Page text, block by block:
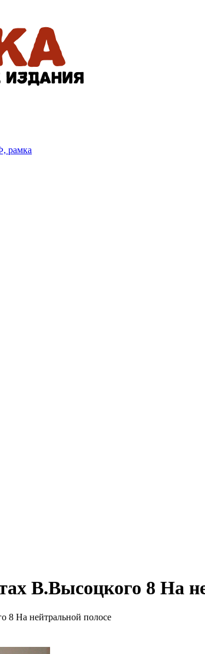
рамка
В.Высоцкого 8 На
8 На нейтральной полосе